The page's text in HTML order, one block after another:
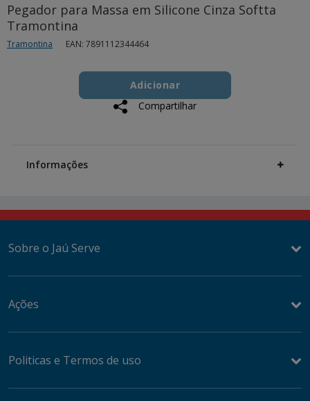
Pegador para Massa em Silicone Cinza Softta
Tramontina
Tramontina EAN: 7891112344464
to
cart
Product
ActionsAdicionar
Compartilhar
Information
Informações
Sobre o Jaú Serve
Ações
Politicas e Termos de uso